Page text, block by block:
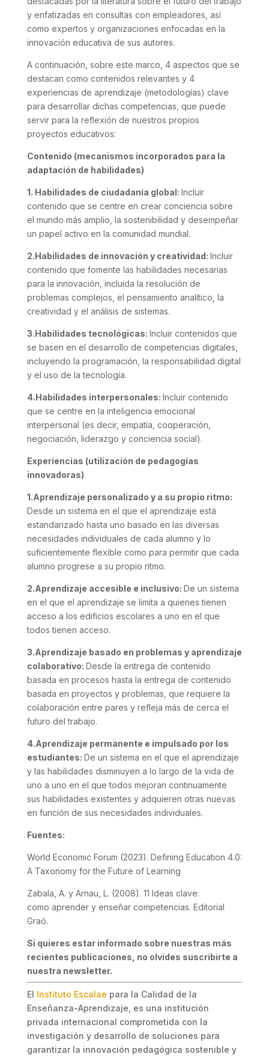
y enfatizadas en consultas con empleadores, así
como expertos y organizaciones enfocadas en la
innovación educativa de sus autores.
A continuación, sobre este marco, 4 aspectos que se
destacan como contenidos relevantes y 4
experiencias de aprendizaje (metodologías) clave
para desarrollar dichas competencias, que puede
servir para la reflexión de nuestros propios
proyectos educativos:
Contenido (mecanismos incorporados para la
adaptación de habilidades)
1. Habilidades de ciudadanía global: Incluir
contenido que se centre en crear conciencia sobre
el mundo más amplio, la sostenibilidad y desempeñar
un papel activo en la comunidad mundial.
2.Habilidades de innovación y creatividad: Incluir
contenido que fomente las habilidades necesarias
para la innovación, incluida la resolución de
problemas complejos, el pensamiento analítico, la
creatividad y el análisis de sistemas.
3.Habilidades tecnológicas: Incluir contenidos que
se basen en el desarrollo de competencias digitales,
incluyendo la programación, la responsabilidad digital
y el uso de la tecnología.
4.Habilidades interpersonales: Incluir contenido
que se centre en la inteligencia emocional
interpersonal (es decir, empatía, cooperación,
negociación, liderazgo y conciencia social).
Experiencias (utilización de pedagogías
innovadoras)
1.Aprendizaje personalizado y a su propio ritmo:
Desde un sistema en el que el aprendizaje está
estandarizado hasta uno basado en las diversas
necesidades individuales de cada alumno y lo
suficientemente flexible como para permitir que cada
alumno progrese a su propio ritmo.
2.Aprendizaje accesible e inclusivo: De un sistema
en el que el aprendizaje se limita a quienes tienen
acceso a los edificios escolares a uno en el que
todos tienen acceso.
3.Aprendizaje basado en problemas y aprendizaje
colaborativo: Desde la entrega de contenido
basada en procesos hasta la entrega de contenido
basada en proyectos y problemas, que requiere la
colaboración entre pares y refleja más de cerca el
futuro del trabajo.
4.Aprendizaje permanente e impulsado por los
estudiantes: De un sistema en el que el aprendizaje
y las habilidades disminuyen a lo largo de la vida de
uno a uno en el que todos mejoran continuamente
sus habilidades existentes y adquieren otras nuevas
en función de sus necesidades individuales.
Fuentes:
World Economic Forum (2023). Defining Education 4.0:
A Taxonomy for the Future of Learning
Zabala, A. y Arnau, L. (2008). 11 Ideas clave:
como aprender y enseñar competencias. Editorial
Graó.
Si quieres estar informado sobre nuestras más
recientes publicaciones, no olvides suscribirte a
nuestra newsletter.
El Instituto Escalae para la Calidad de la
Enseñanza-Aprendizaje, es una institución
privada internacional comprometida con la
investigación y desarrollo de soluciones para
garantizar la innovación pedagógica sostenible y